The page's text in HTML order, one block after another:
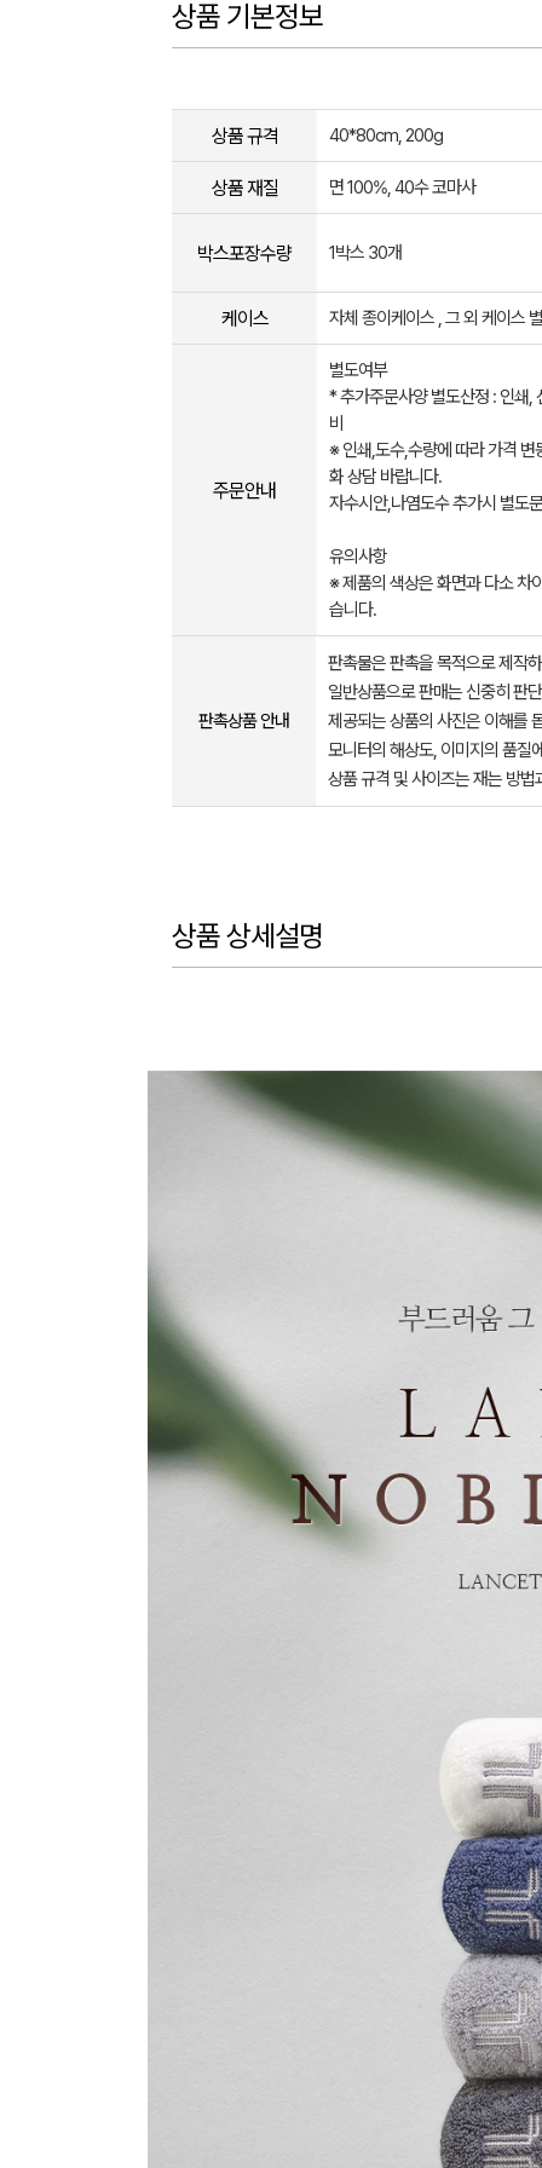
상품 기본정보
상품 규격 40*80cm, 200g
상품 재질 면 100%, 40수 코마사
박스포장수량 1박스 30개
케이스 자체 종이케이스 , 그 외 케이스
주문안내
별도여부
* 추가주문사양 별도산정 : 인쇄,
비
※ 인쇄,도수,수량에 따라 가격 변
화 상담 바랍니다.
자수시안,나염도수 추가시 별도
유의사항
※ 제품의 색상은 화면과 다소 차
습니다. ​​​ ​
판촉상품 안내
판촉물은 판촉을 목적으로 제작
일반상품으로 판매는 신중히 판
제공되는 상품의 사진은 이해를
모니터의 해상도, 이미지의 품질
상품 규격 및 사이즈는 재는 방
상품 상세설명